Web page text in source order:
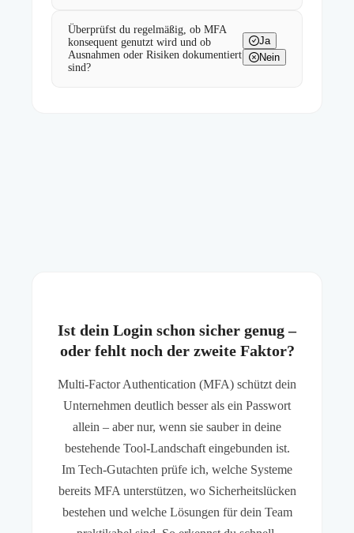
Überprüfst du regelmäßig, ob MFA
konsequent genutzt wird und ob
Ausnahmen oder Risiken dokumentiert
sind?
Ja
Nein
Ist dein Login schon sicher genug –
oder fehlt noch der zweite Faktor?
Multi-Factor Authentication (MFA) schützt dein
Unternehmen deutlich besser als ein Passwort
allein – aber nur, wenn sie sauber in deine
bestehende Tool-Landschaft eingebunden ist.
Im Tech-Gutachten prüfe ich, welche Systeme
bereits MFA unterstützen, wo Sicherheitslücken
bestehen und welche Lösungen für dein Team